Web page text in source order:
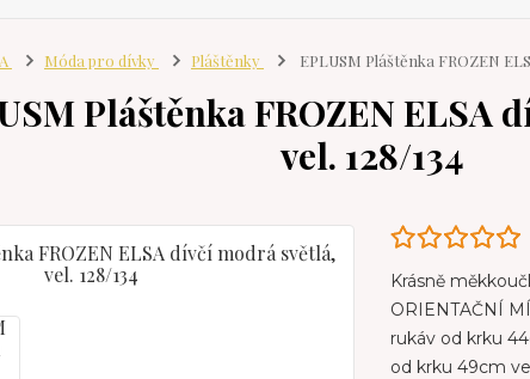
Móda pro dívky Pláštěnky EPLUSM Pláštěnka FROZEN
Pláštěnka FROZEN ELSA
vel. 128/134
Krásně
ORIENTAČNÍ
rukáv od krku
od krku 49cm